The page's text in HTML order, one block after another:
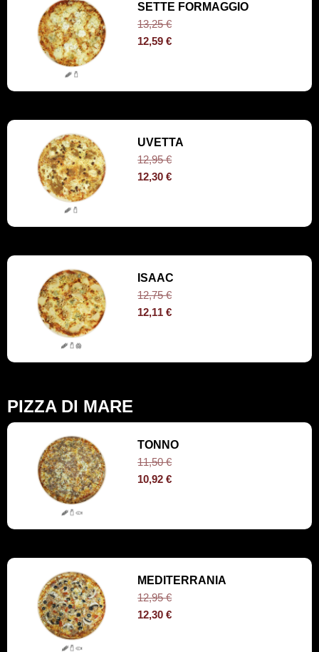
SETTE FORMAGGIO
13,25€
12,59€
UVETTA
12,95€
12,30€
ISAAC
12,75€
12,11€
PIZZA DI MARE
TONNO
11,50€
10,92€
MEDITERRANIA
12,95€
12,30€